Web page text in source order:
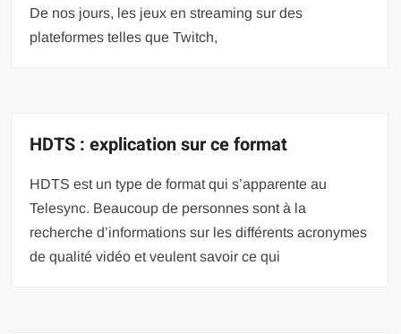
De nos jours, les jeux en streaming sur des
plateformes telles que Twitch,
HDTS : explication sur ce format
HDTS est un type de format qui s’apparente au
Telesync. Beaucoup de personnes sont à la
recherche d’informations sur les différents acronymes
de qualité vidéo et veulent savoir ce qui